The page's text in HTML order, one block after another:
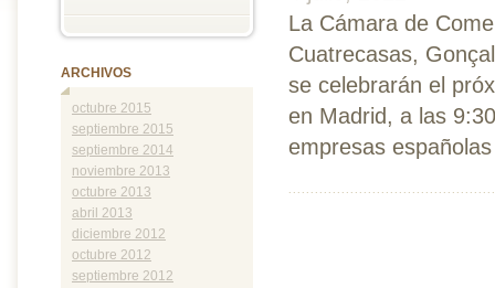
La Cámara de
Cuatrecasas,
se celebrarán el
en Madrid, a las
empresas
ARCHIVOS
octubre 2015
septiembre 2015
septiembre 2014
noviembre 2013
octubre 2013
abril 2013
diciembre 2012
octubre 2012
septiembre 2012